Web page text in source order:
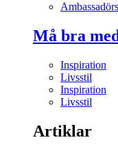
Må bra
Inspiration
Livsstil
Inspiration
Livsstil
Artiklar